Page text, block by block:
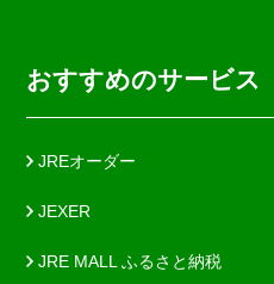
おすすめのサービス
JREオーダー
JEXER
JRE MALL ふるさと納税